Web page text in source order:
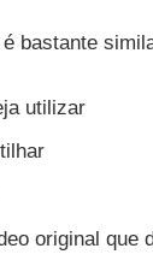
bastante
utilizar
original que